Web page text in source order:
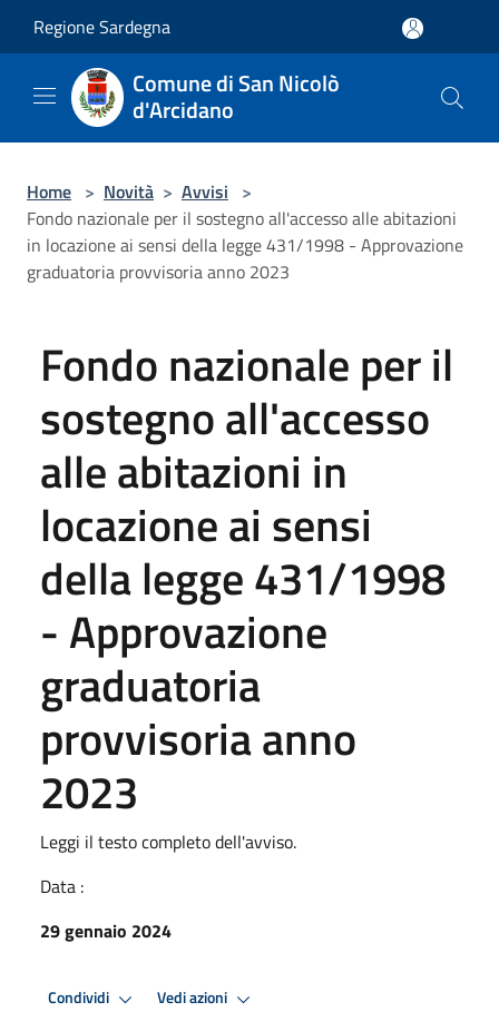
Regione Sardegna
Comune di San Nicolò
d'Arcidano
Home > Novità > Avvisi >
Fondo nazionale per il sostegno all'accesso alle abitazioni
in locazione ai sensi della legge 431/1998 - Approvazione
graduatoria provvisoria anno 2023
Fondo nazionale per il
sostegno all'accesso
alle abitazioni in
locazione ai sensi
della legge 431/1998
- Approvazione
graduatoria
provvisoria anno
2023
Leggi il testo completo dell'avviso.
Data :
29 gennaio 2024
Condividi Vedi azioni